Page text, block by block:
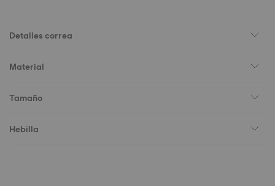
Detalles correa
Material
Tamaño
Hebilla